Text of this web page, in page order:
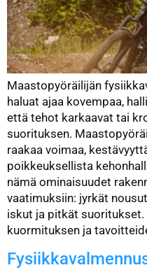
Maastopyöräilijän
haluat ajaa kovempaa,
että tehot karkaavat tai
suorituksen.
raakaa voimaa,
poikkeuksellista
nämä ominaisuudet
vaatimuksiin: jyrkät
iskut ja pitkät suoritukset.
kuormituksen ja